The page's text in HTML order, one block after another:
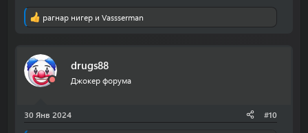
Р
к
ц
и
и
рагнар нигер и Vassserman
drugs88
Джокер форума
30 Янв 2024 #10